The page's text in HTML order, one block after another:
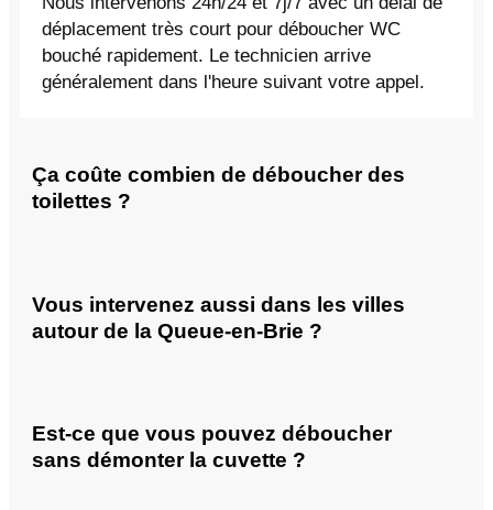
déplacement très court pour déboucher WC
bouché rapidement. Le technicien arrive
généralement dans l'heure suivant votre appel.
Ça coûte combien de déboucher des
toilettes ?
Vous intervenez aussi dans les villes
autour de la Queue-en-Brie ?
Est-ce que vous pouvez déboucher
sans démonter la cuvette ?